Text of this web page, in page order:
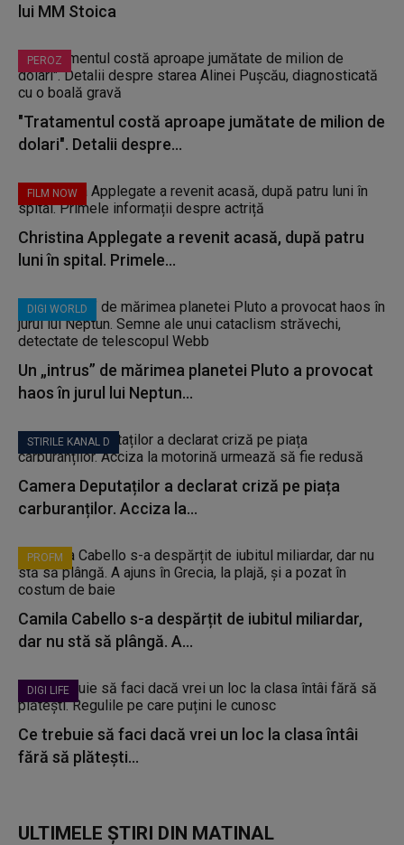
lui MM Stoica
PEROZ
"Tratamentul costă aproape jumătate de milion de
dolari". Detalii despre...
FILM NOW
Christina Applegate a revenit acasă, după patru
luni în spital. Primele...
DIGI WORLD
Un „intrus” de mărimea planetei Pluto a provocat
haos în jurul lui Neptun...
STIRILE KANAL D
Camera Deputaților a declarat criză pe piața
carburanților. Acciza la...
PROFM
Camila Cabello s-a despărțit de iubitul miliardar,
dar nu stă să plângă. A...
DIGI LIFE
Ce trebuie să faci dacă vrei un loc la clasa întâi
fără să plătești...
ULTIMELE ȘTIRI DIN MATINAL